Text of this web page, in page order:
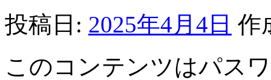
投稿日: 2025年4月4日 作
このコンテンツはパス